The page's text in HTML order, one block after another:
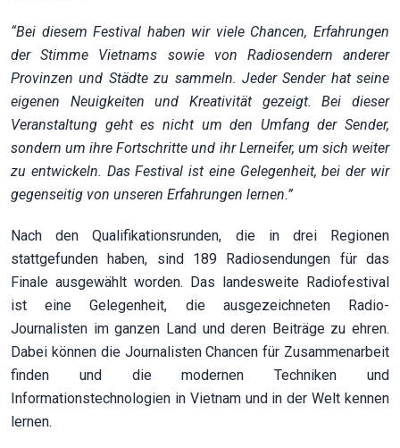
“Bei diesem Festival haben wir viele Chancen, Erfahrungen
der Stimme Vietnams sowie von Radiosendern anderer
Provinzen und Städte zu sammeln. Jeder Sender hat seine
eigenen Neuigkeiten und Kreativität gezeigt. Bei dieser
Veranstaltung geht es nicht um den Umfang der Sender,
sondern um ihre Fortschritte und ihr Lerneifer, um sich weiter
zu entwickeln. Das Festival ist eine Gelegenheit, bei der wir
gegenseitig von unseren Erfahrungen lernen.”
Nach den Qualifikationsrunden, die in drei Regionen
stattgefunden haben, sind 189 Radiosendungen für das
Finale ausgewählt worden. Das landesweite Radiofestival
ist eine Gelegenheit, die ausgezeichneten Radio-
Journalisten im ganzen Land und deren Beiträge zu ehren.
Dabei können die Journalisten Chancen für Zusammenarbeit
finden und die modernen Techniken und
Informationstechnologien in Vietnam und in der Welt kennen
lernen.